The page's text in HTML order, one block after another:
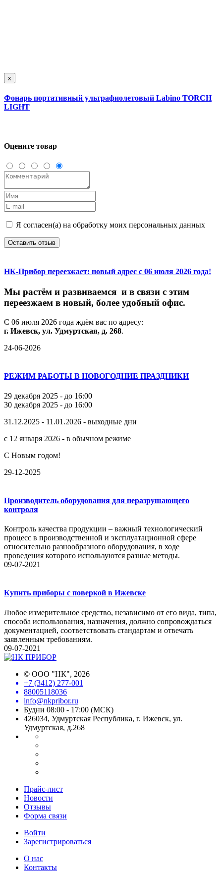
x
Фонарь портативный ультрафиолетовый Labino TORCH
LIGHT
Оцените товар
Я согласен(а) на обработку моих персональных данных
Оставить отзыв
НК-Прибор переезжает: новый адрес с 06 июля 2026 года!
Мы растём и развиваемся и в связи с этим
переезжаем в новый, более удобный офис.
С 06 июля 2026 года ждём вас по адресу:
г. Ижевск, ул. Удмуртская, д. 268.
24-06-2026
РЕЖИМ РАБОТЫ В НОВОГОДНИЕ ПРАЗДНИКИ
29 декабря 2025 - до 16:00
30 декабря 2025 - до 16:00
31.12.2025 - 11.01.2026 - выходные дни
с 12 января 2026 - в обычном режиме
С Новым годом!
29-12-2025
Производитель оборудования для неразрушающего
контроля
Контроль качества продукции – важный технологический
процесс в производственной и эксплуатационной сфере
относительно разнообразного оборудования, в ходе
проведения которого используются разные методы.
09-07-2021
Купить приборы с поверкой в Ижевске
Любое измерительное средство, независимо от его вида, типа,
способа использования, назначения, должно сопровождаться
документацией, соответствовать стандартам и отвечать
заявленным требованиям.
09-07-2021
© ООО "НК", 2026
+7 (3412) 277-001
88005118036
info@nkpribor.ru
Будни 08:00 - 17:00 (МСК)
426034, Удмуртская Республика, г. Ижевск, ул.
Удмуртская, д.268
Прайс-лист
Новости
Отзывы
Форма связи
Войти
Зарегистрироваться
О нас
Контакты